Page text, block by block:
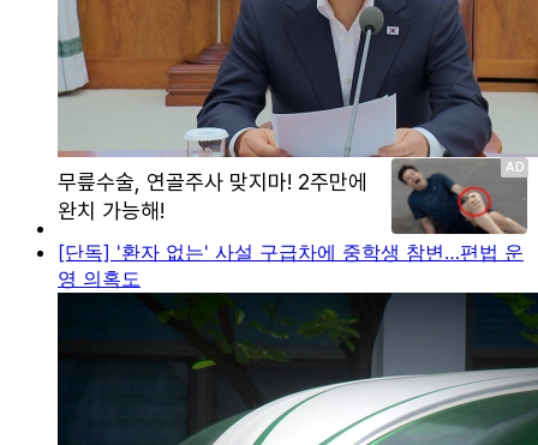
[단독] '환자 없는' 사설 구급차에 중학생 참변…편법 운
영 의혹도